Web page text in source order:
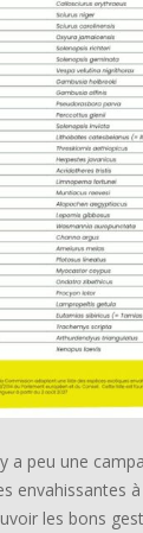
a peu une
envahissantes
les bons